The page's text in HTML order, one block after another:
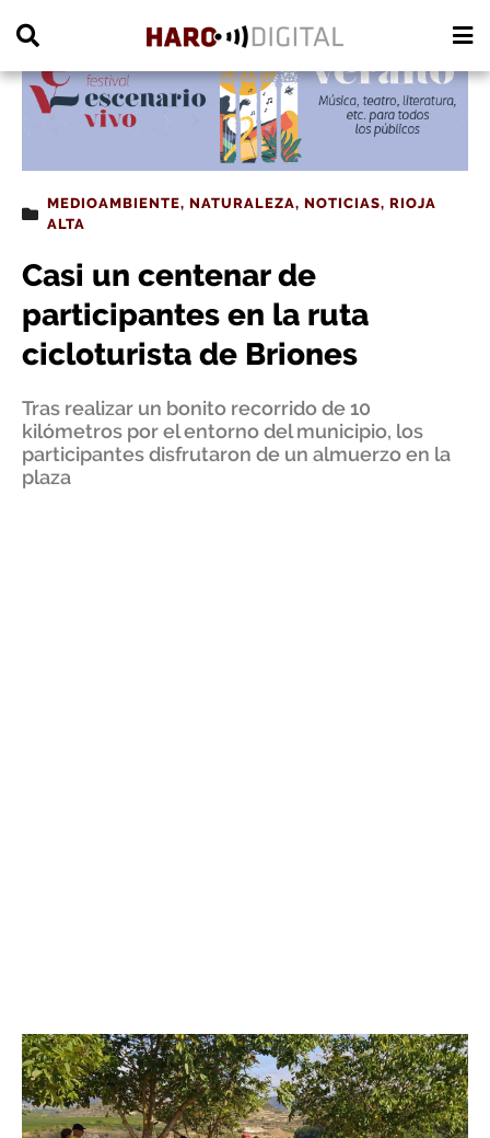
MEDIOAMBIENTE, NATURALEZA, NOTICIAS, RIOJA
ALTA
Casi un centenar de
participantes en la ruta
cicloturista de Briones
Tras realizar un bonito recorrido de 10
kilómetros por el entorno del municipio, los
participantes disfrutaron de un almuerzo en la
plaza